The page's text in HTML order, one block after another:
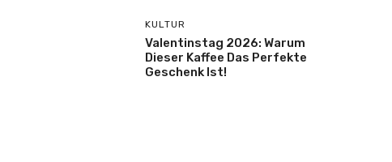
KULTUR
Valentinstag 2026: Warum
Dieser Kaffee Das Perfekte
Geschenk Ist!